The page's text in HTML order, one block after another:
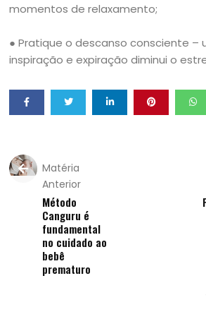
momentos de relaxamento;
● Pratique o descanso consciente –
inspiração e expiração diminui o
Matéria
Anterior
Método
Canguru é
fundamental
no cuidado ao
bebê
prematuro